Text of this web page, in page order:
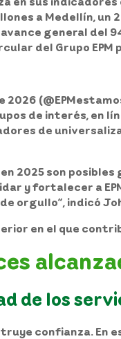
a Medellín, un
general del
del Grupo
2026
de interés, en
de
2025 son
y fortalecer a
orgullo”, indicó
en el que
de los
confianza. En